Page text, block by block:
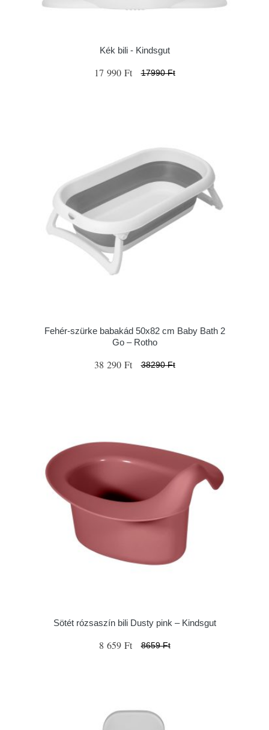
Kék bili - Kindsgut
17 990 Ft 17990 Ft
Fehér-szürke babakád 50x82 cm Baby Bath 2
Go – Rotho
38 290 Ft 38290 Ft
Sötét rózsaszín bili Dusty pink – Kindsgut
8 659 Ft 8659 Ft